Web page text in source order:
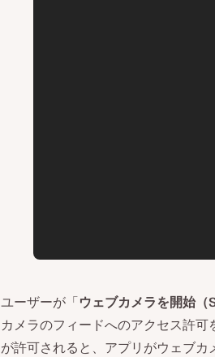
ユーザーが「ウェブカメラを開始
カメラのフィードへのアクセス許
が許可されると、アプリがウェブ